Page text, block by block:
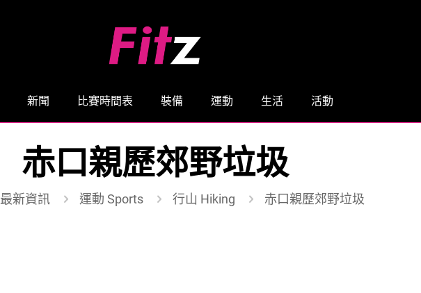
新聞 比賽時間表 裝備 運動 生活 活動
赤口親歷郊野垃圾
最新資訊 運動 Sports 行山 Hiking 赤口親歷郊野垃圾